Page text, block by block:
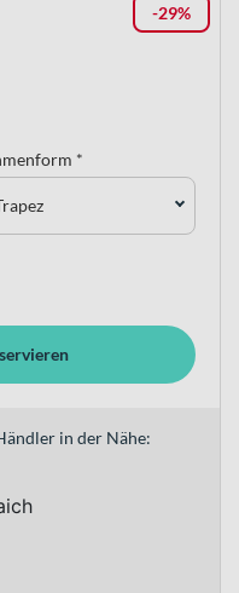
-29%
*
in der Nähe: